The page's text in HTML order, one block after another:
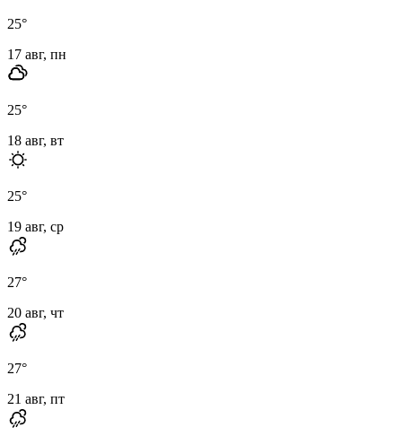
25°
17 авг, пн
25°
18 авг, вт
25°
19 авг, ср
27°
20 авг, чт
27°
21 авг, пт